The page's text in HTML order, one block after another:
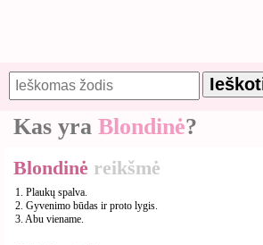
Kas yra Blondinė?
Blondinė reikšmė
1. Plaukų spalva.
2. Gyvenimo būdas ir proto lygis.
3. Abu viename.